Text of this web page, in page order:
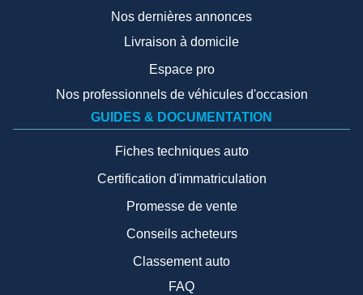
Nos dernières annonces
Livraison à domicile
Espace pro
Nos professionnels de véhicules d'occasion
GUIDES & DOCUMENTATION
Fiches techniques auto
Certification d'immatriculation
Promesse de vente
Conseils acheteurs
Classement auto
FAQ